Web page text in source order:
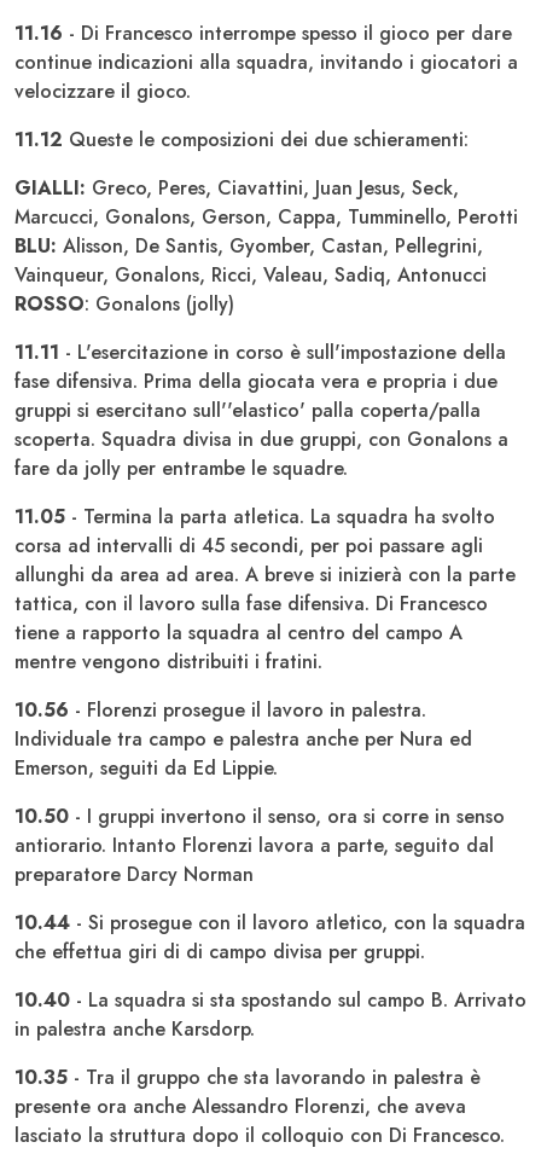
11.16 - Di Francesco interrompe spesso il gioco per dare
continue indicazioni alla squadra, invitando i giocatori a
velocizzare il gioco.
11.12 Queste le composizioni dei due schieramenti:
GIALLI: Greco, Peres, Ciavattini, Juan Jesus, Seck,
Marcucci, Gonalons, Gerson, Cappa, Tumminello, Perotti
BLU: Alisson, De Santis, Gyomber, Castan, Pellegrini,
Vainqueur, Gonalons, Ricci, Valeau, Sadiq, Antonucci
ROSSO: Gonalons (jolly)
11.11 - L'esercitazione in corso è sull'impostazione della
fase difensiva. Prima della giocata vera e propria i due
gruppi si esercitano sull''elastico' palla coperta/palla
scoperta. Squadra divisa in due gruppi, con Gonalons a
fare da jolly per entrambe le squadre.
11.05 - Termina la parta atletica. La squadra ha svolto
corsa ad intervalli di 45 secondi, per poi passare agli
allunghi da area ad area. A breve si inizierà con la parte
tattica, con il lavoro sulla fase difensiva. Di Francesco
tiene a rapporto la squadra al centro del campo A
mentre vengono distribuiti i fratini.
10.56 - Florenzi prosegue il lavoro in palestra.
Individuale tra campo e palestra anche per Nura ed
Emerson, seguiti da Ed Lippie.
10.50 - I gruppi invertono il senso, ora si corre in senso
antiorario. Intanto Florenzi lavora a parte, seguito dal
preparatore Darcy Norman
10.44 - Si prosegue con il lavoro atletico, con la squadra
che effettua giri di di campo divisa per gruppi.
10.40 - La squadra si sta spostando sul campo B. Arrivato
in palestra anche Karsdorp.
10.35 - Tra il gruppo che sta lavorando in palestra è
presente ora anche Alessandro Florenzi, che aveva
lasciato la struttura dopo il colloquio con Di Francesco.